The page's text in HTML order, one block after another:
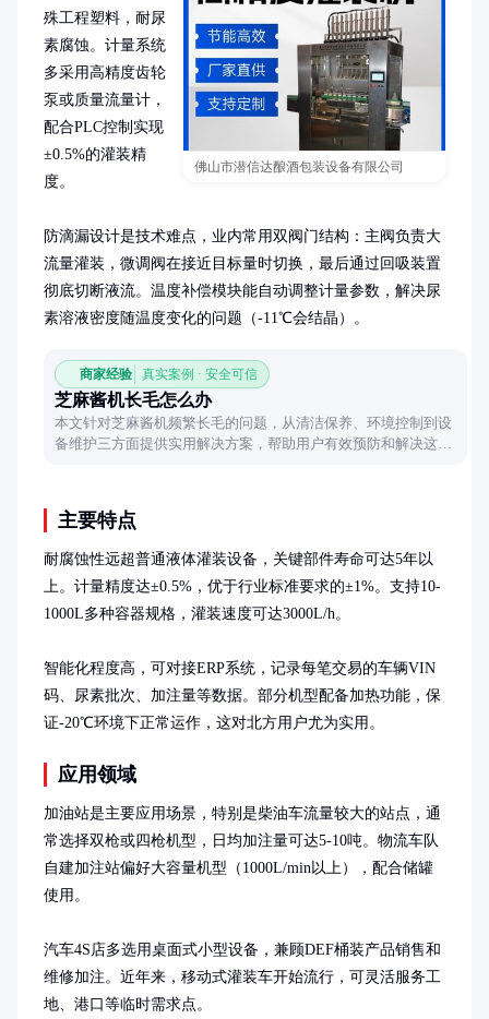
佛山市潜信达酿酒包装设备有限公司
殊工程塑料，耐尿
素腐蚀。计量系统
多采用高精度齿轮
泵或质量流量计，
配合PLC控制实现
±0.5%的灌装精
度。
防滴漏设计是技术难点，业内常用双阀门结构：主阀负责大
流量灌装，微调阀在接近目标量时切换，最后通过回吸装置
彻底切断液流。温度补偿模块能自动调整计量参数，解决尿
素溶液密度随温度变化的问题（-11℃会结晶）。
商家经验 真实案例 · 安全可信
芝麻酱机长毛怎么办
本文针对芝麻酱机频繁长毛的问题，从清洁保养、环境控制到设
备维护三方面提供实用解决方案，帮助用户有效预防和解决这一
主要特点
耐腐蚀性远超普通液体灌装设备，关键部件寿命可达5年以
上。计量精度达±0.5%，优于行业标准要求的±1%。支持10-
1000L多种容器规格，灌装速度可达3000L/h。
智能化程度高，可对接ERP系统，记录每笔交易的车辆VIN
码、尿素批次、加注量等数据。部分机型配备加热功能，保
证-20℃环境下正常运作，这对北方用户尤为实用。
应用领域
加油站是主要应用场景，特别是柴油车流量较大的站点，通
常选择双枪或四枪机型，日均加注量可达5-10吨。物流车队
自建加注站偏好大容量机型（1000L/min以上），配合储罐
使用。
汽车4S店多选用桌面式小型设备，兼顾DEF桶装产品销售和
维修加注。近年来，移动式灌装车开始流行，可灵活服务工
地、港口等临时需求点。